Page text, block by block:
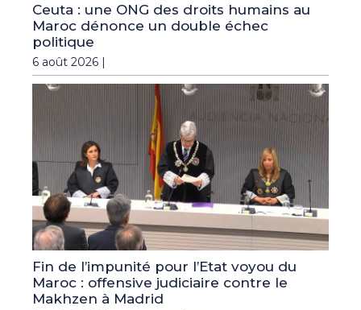
Ceuta : une ONG des droits humains au
Maroc dénonce un double échec
politique
6 août 2026 |
Fin de l’impunité pour l’Etat voyou du
Maroc : offensive judiciaire contre le
Makhzen à Madrid